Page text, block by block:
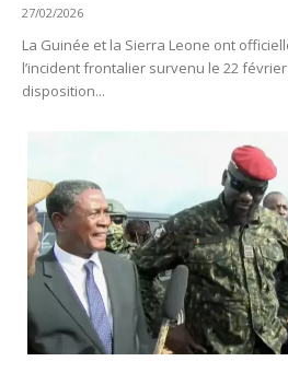
27/02/2026
La Guinée et la Sierra Leone ont
l’incident frontalier survenu le 22
disposition...